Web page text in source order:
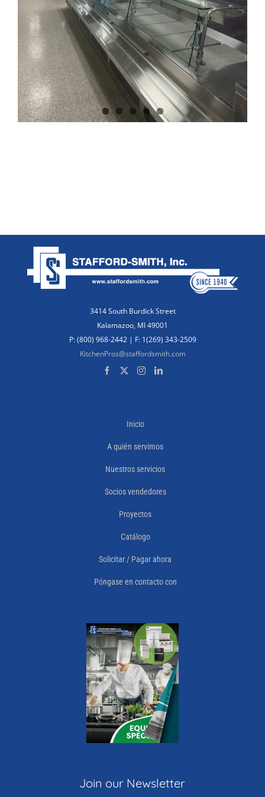
3414 South Burdick Street
Kalamazoo, MI 49001
P: (800) 968-2442 | F: 1(269) 343-2509
KitchenPros@staffordsmith.com
Inicio
A quién servimos
Nuestros servicios
Socios vendedores
Proyectos
Catálogo
Solicitar / Pagar ahora
Póngase en contacto con
Join our Newsletter